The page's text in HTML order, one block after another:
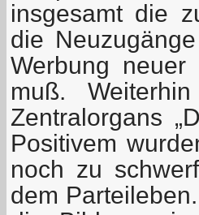
insgesamt die
die
Werbung neuer
muß.
Zentralorgans
Positivem
noch zu
dem